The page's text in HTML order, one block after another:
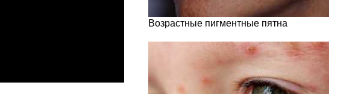
Возрастные пигментные пятна